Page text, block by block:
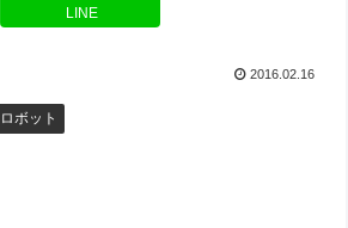
LINE
2016.02.16
ロボット